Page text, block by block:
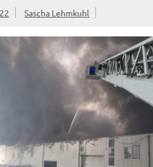
Sascha Lehmkuhl